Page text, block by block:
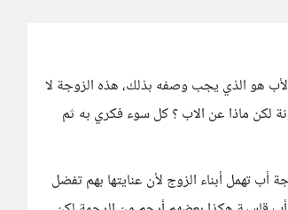
هو الذي يجب وصفه بذلك، هذه الزوجة لا
لكن ماذا عن الاب ؟ كل سوء فكري به ثم
أب تهمل أبناء الزوج لأن عنايتها بهم تفضل